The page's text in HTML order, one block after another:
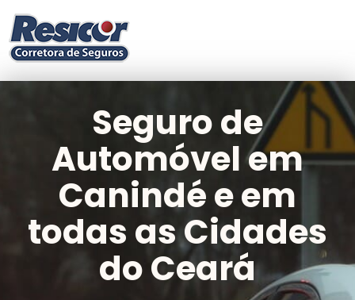
Seguro de
Automóvel em
Canindé e em
todas as Cidades
do Ceará